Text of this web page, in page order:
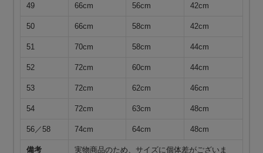
49 66cm 56cm 42cm
50 66cm 58cm 42cm
51 70cm 58cm 44cm
52 72cm 60cm 44cm
53 72cm 62cm 46cm
54 72cm 63cm 48cm
56／58 74cm 64cm 48cm
備考
実物商品のため、サイズに個体差がございま